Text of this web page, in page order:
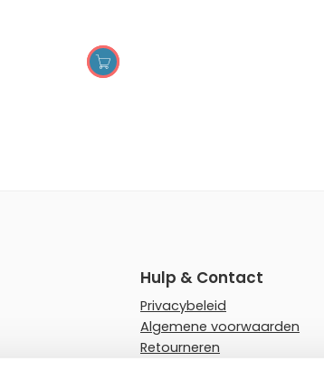
OPTIES SELECTEREN
Hulp & Contact
Privacybeleid
Algemene voorwaarden
Retourneren